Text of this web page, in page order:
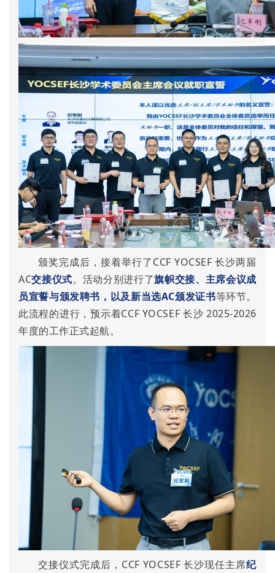
颁奖完成后，接着举行了CCF YOCSEF 长沙两届
AC交接仪式。活动分别进行了旗帜交接、主席会议成
员宣誓与颁发聘书，以及新当选AC颁发证书等环节。
此流程的进行，预示着CCF YOCSEF 长沙 2025-2026
年度的工作正式起航。
交接仪式完成后，CCF YOCSEF 长沙现任主席纪